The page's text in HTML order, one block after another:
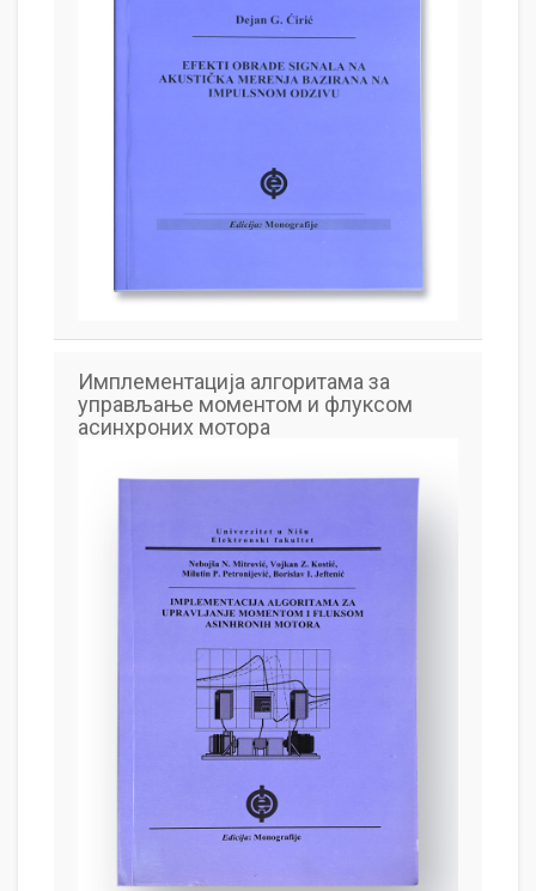
Имплементација алгоритама за
управљање моментом и флуксом
асинхроних мотора